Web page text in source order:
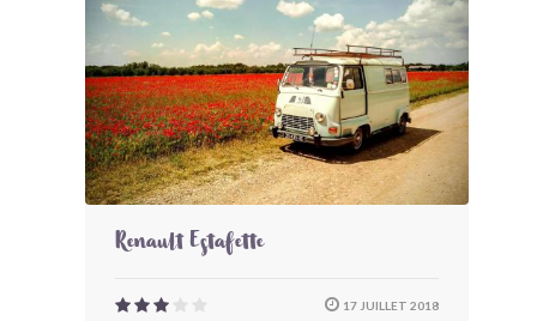
Renault Estafette
17 JUILLET 2018